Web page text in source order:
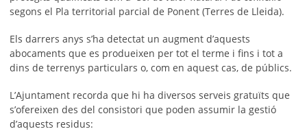
segons el Pla territorial parcial de Ponent (Terres de Lleida).
Els darrers anys s’ha detectat un augment d’aquests
abocaments que es produeixen per tot el terme i fins i tot a
dins de terrenys particulars o, com en aquest cas, de públics.
L’Ajuntament recorda que hi ha diversos serveis gratuïts que
s’ofereixen des del consistori que poden assumir la gestió
d’aquests residus: